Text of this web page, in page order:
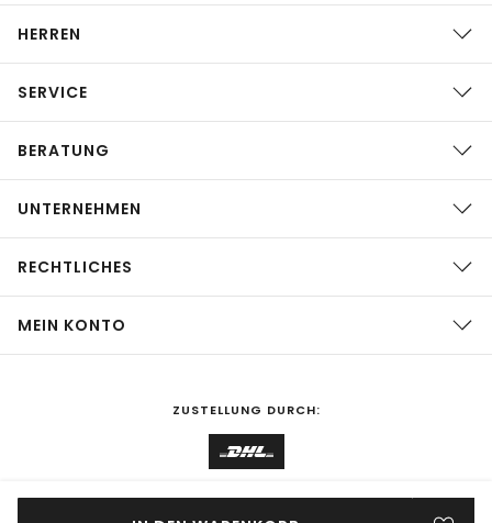
HERREN
SERVICE
BERATUNG
UNTERNEHMEN
RECHTLICHES
MEIN KONTO
ZUSTELLUNG DURCH: